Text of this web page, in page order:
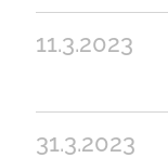
11.3.2023
31.3.2023